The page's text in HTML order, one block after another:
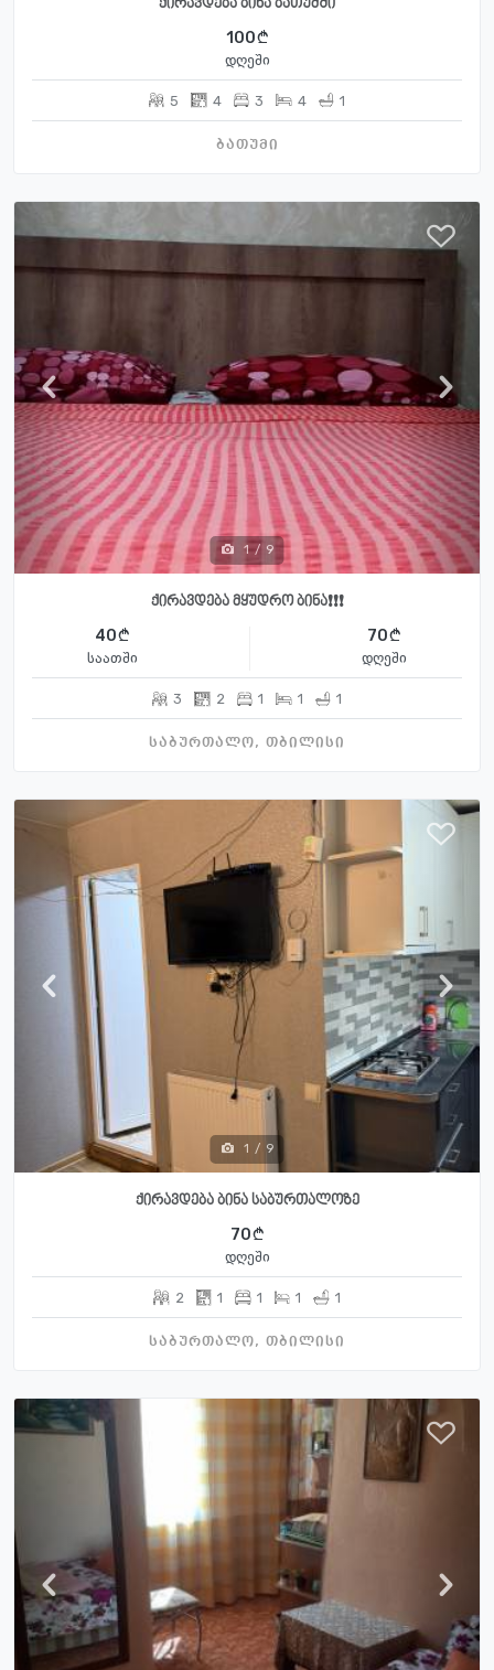
ქირავდება ბინა ბათუმში
100
დღეში
5 4 3 4 1
ბათუმი
1 / 9
ქირავდება მყუდრო ბინა❗️❗️❗️
40
საათში
70
დღეში
3 2 1 1 1
საბურთალო, თბილისი
1 / 9
ქირავდება ბინა საბურთალოზე
70
დღეში
2 1 1 1 1
საბურთალო, თბილისი